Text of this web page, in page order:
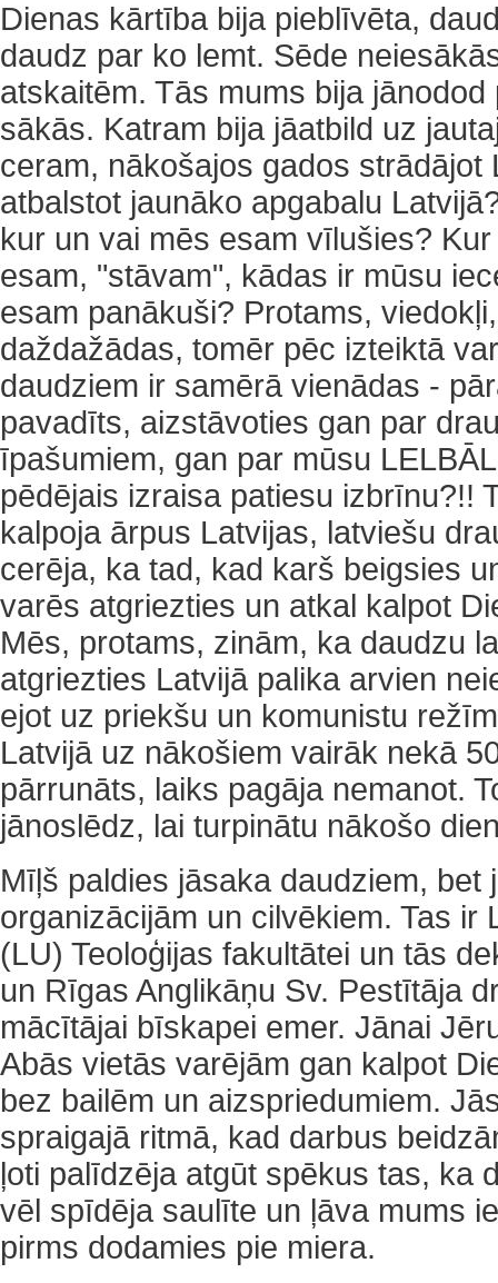
Dienas kārtība bija pieblīvēta,
daudz par ko lemt. Sēde
atskaitēm. Tās mums bija
sākās. Katram bija jāatbild uz
ceram, nākošajos gados strādājot
atbalstot jaunāko apgabalu
kur un vai mēs esam vīlušies?
esam, "stāvam", kādas ir mūsu
esam panākuši? Protams,
daždažādas, tomēr pēc izteiktā
daudziem ir samērā vienādas -
pavadīts, aizstāvoties gan par
īpašumiem, gan par mūsu
pēdējais izraisa patiesu izbrīnu?!!
kalpoja ārpus Latvijas, latviešu
cerēja, ka tad, kad karš beigsies
varēs atgriezties un atkal kalpot
Mēs, protams, zinām, ka daudzu
atgriezties Latvijā palika arvien
ejot uz priekšu un komunistu
Latvijā uz nākošiem vairāk nekā
pārrunāts, laiks pagāja nemanot.
jānoslēdz, lai turpinātu nākošo
Mīļš paldies jāsaka daudziem, bet
organizācijām un cilvēkiem. Tas ir
(LU) Teoloģijas fakultātei un tās
un Rīgas Anglikāņu Sv. Pestītāja
mācītājai bīskapei emer. Jānai
Abās vietās varējām gan kalpot
bez bailēm un aizspriedumiem.
spraigajā ritmā, kad darbus
ļoti palīdzēja atgūt spēkus tas, ka
vēl spīdēja saulīte un ļāva mums
pirms dodamies pie miera.